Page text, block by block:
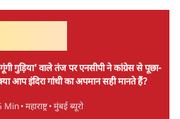
अतीक अहमद के बेटे अबान अहमद की सड़क हादसे
मौत, जेल में बंद भाई से मिलने जा रहे थे
Min• उत्तर प्रदेश